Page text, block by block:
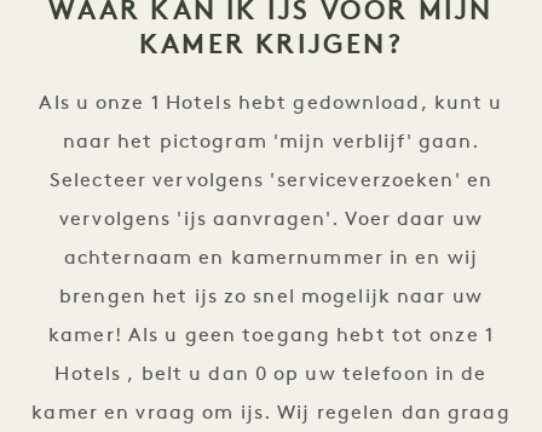
WAAR KAN IK IJS VOOR MIJN
KAMER KRIJGEN?
Als u onze 1 Hotels hebt gedownload, kunt u
naar het pictogram 'mijn verblijf' gaan.
Selecteer vervolgens 'serviceverzoeken' en
vervolgens 'ijs aanvragen'. Voer daar uw
achternaam en kamernummer in en wij
brengen het ijs zo snel mogelijk naar uw
kamer! Als u geen toegang hebt tot onze 1
Hotels , belt u dan 0 op uw telefoon in de
kamer en vraag om ijs. Wij regelen dan graag